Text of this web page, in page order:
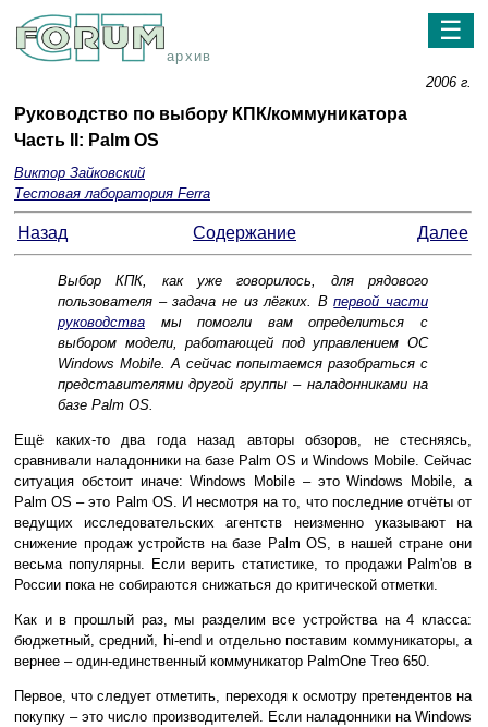
архив
☰
2006 г.
Руководство по выбору КПК/коммуникатора
Часть II: Palm OS
Виктор Зайковский
Тестовая лаборатория Ferra
Назад Содержание Далее
Выбор КПК, как уже говорилось, для рядового
пользователя – задача не из лёгких. Впервой части
руководства мы помогли вам определиться с
выбором модели, работающей под управлением ОС
Windows Mobile. А сейчас попытаемся разобраться с
представителями другой группы – наладонниками на
базе Palm OS.
Ещё каких-то два года назад авторы обзоров, не стесняясь,
сравнивали наладонники на базе Palm OS и Windows Mobile. Сейчас
ситуация обстоит иначе: Windows Mobile – это Windows Mobile, а
Palm OS – это Palm OS. И несмотря на то, что последние отчёты от
ведущих исследовательских агентств неизменно указывают на
снижение продаж устройств на базе Palm OS, в нашей стране они
весьма популярны. Если верить статистике, то продажи Palm'ов в
России пока не собираются снижаться до критической отметки.
Как и в прошлый раз, мы разделим все устройства на 4 класса:
бюджетный, средний, hi-end и отдельно поставим коммуникаторы, а
вернее – один-единственный коммуникатор PalmOne Treo 650.
Первое, что следует отметить, переходя к осмотру претендентов на
покупку – это число производителей. Если наладонники на Windows